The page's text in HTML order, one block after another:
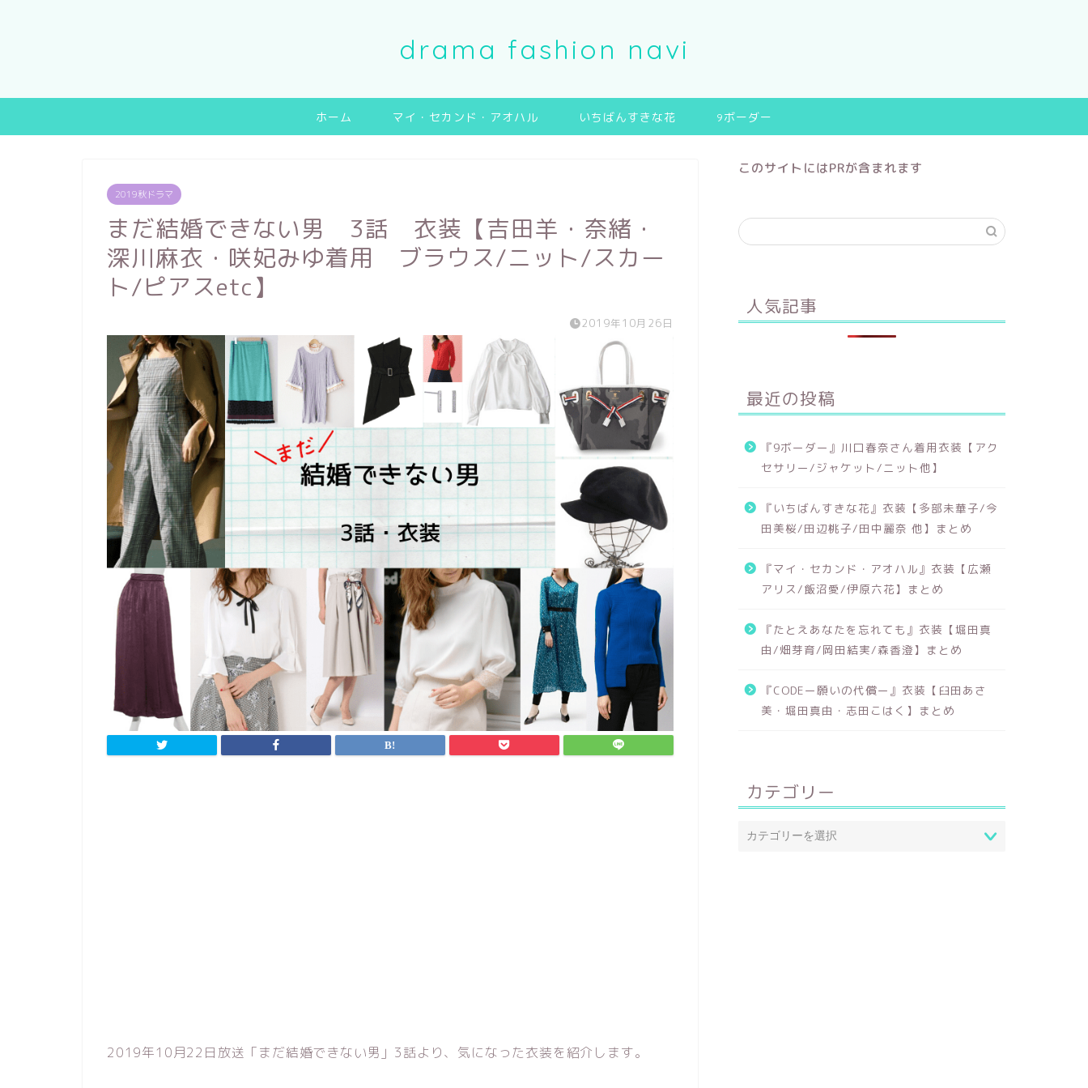
drama fashion navi
ホーム マイ・セカンド・アオハル いちばんすきな花 9ボーダー
2019秋ドラマ
まだ結婚できない男 3話 衣装【吉田羊・奈緒・
深川麻衣・咲妃みゆ着用 ブラウス/ニット/スカー
ト/ピアスetc】
2019年10月26日
2019年10月22日放送「まだ結婚できない男」3話より、気になった衣装を紹介します。
このサイトにはPRが含まれます
人気記事
最近の投稿
『9ボーダー』川口春奈さん着用衣装【アク
セサリー/ジャケット/ニット他】
『いちばんすきな花』衣装【多部未華子/今
田美桜/田辺桃子/田中麗奈 他】まとめ
『マイ・セカンド・アオハル』衣装【広瀬
アリス/飯沼愛/伊原六花】まとめ
『たとえあなたを忘れても』衣装【堀田真
由/畑芽育/岡田結実/森香澄】まとめ
『CODEー願いの代償ー』衣装【臼田あさ
美・堀田真由・志田こはく】まとめ
カテゴリー